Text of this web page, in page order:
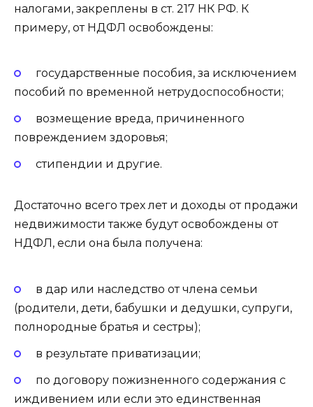
налогами, закреплены в ст. 217 НК РФ. К
примеру, от НДФЛ освобождены:
государственные пособия, за исключением
пособий по временной нетрудоспособности;
возмещение вреда, причиненного
повреждением здоровья;
стипендии и другие.
Достаточно всего трех лет и доходы от продажи
недвижимости также будут освобождены от
НДФЛ, если она была получена:
в дар или наследство от члена семьи
(родители, дети, бабушки и дедушки, супруги,
полнородные братья и сестры);
в результате приватизации;
по договору пожизненного содержания с
иждивением или если это единственная